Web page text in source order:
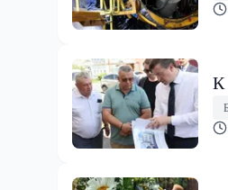
К